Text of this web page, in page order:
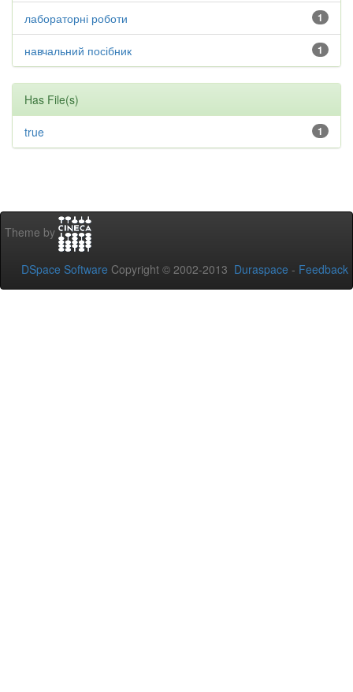
1
лабораторні роботи
1
навчальний посібник
Has File(s)
1
true
Theme by
DSpace Software Copyright © 2002-2013 Duraspace - Feedback